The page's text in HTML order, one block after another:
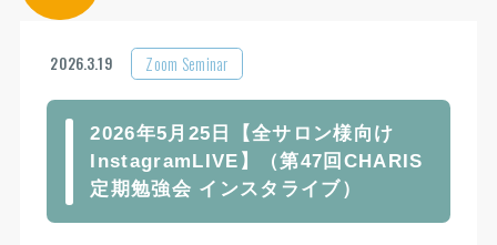
2026.3.19 Zoom Seminar
2026年5月25日【全サロン様向け
InstagramLIVE】（第47回CHARIS
定期勉強会 インスタライブ）